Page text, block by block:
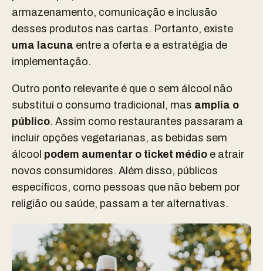
armazenamento, comunicação e inclusão
desses produtos nas cartas. Portanto, existe
uma lacuna entre a oferta e a estratégia de
implementação.
Outro ponto relevante é que o sem álcool não
substitui o consumo tradicional, mas amplia o
público. Assim como restaurantes passaram a
incluir opções vegetarianas, as bebidas sem
álcool podem aumentar o ticket médio e atrair
novos consumidores. Além disso, públicos
específicos, como pessoas que não bebem por
religião ou saúde, passam a ter alternativas.